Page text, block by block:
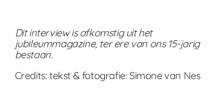
Dit interview is afkomstig uit het
jubileummagazine, ter ere van ons 15-jarig
bestaan.
Credits: tekst & fotografie: Simone van Nes